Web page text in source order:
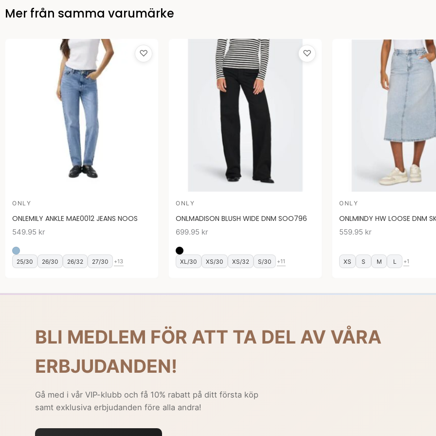
Mer från samma varumärke
♡
ONLY
ONLEMILY ANKLE MAE0012 JEANS NOOS
549.95 kr
25/30 26/30 26/32 27/30 +13
♡
ONLY
ONLMADISON BLUSH WIDE DNM SOO796
699.95 kr
XL/30 XS/30 XS/32 S/30 +11
ONLY
ONLMINDY HW LOOSE DNM
559.95 kr
XS S M L +1
BLI MEDLEM FÖR ATT TA DEL AV VÅRA
ERBJUDANDEN!
Gå med i vår VIP-klubb och få 10% rabatt på ditt första köp
samt exklusiva erbjudanden före alla andra!